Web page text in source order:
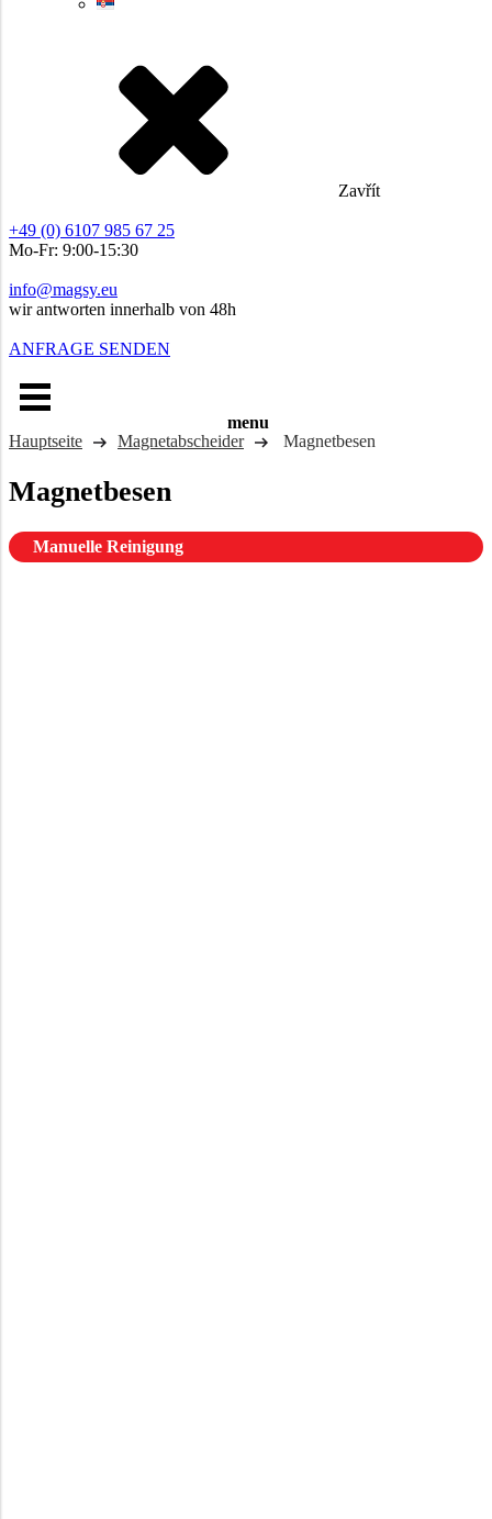
Zavřít
+49 (0) 6107 985 67 25
Mo-Fr: 9:00-15:30
info@magsy.eu
wir antworten innerhalb von 48h
ANFRAGE SENDEN
menu
Hauptseite
Magnetabscheider Magnetbesen
Magnetbesen
Manuelle Reinigung